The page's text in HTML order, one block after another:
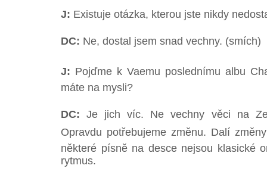
J: Existuje otázka, kterou jste nikdy
DC: Ne, dostal jsem snad vechny. (smích)
J: Pojďme k Vaemu poslednímu albu
máte na mysli?
DC: Je jich víc. Ne vechny věci na
Opravdu potřebujeme změnu. Dalí
některé písně na desce nejsou klasické
rytmus.